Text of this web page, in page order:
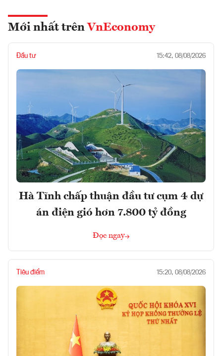
Mới nhất trên VnEconomy
Đầu tư 15:42, 08/08/2026
Hà Tĩnh chấp thuận đầu tư cụm 4 dự
án điện gió hơn 7.800 tỷ đồng
Đọc ngay
Tiêu điểm 15:20, 08/08/2026